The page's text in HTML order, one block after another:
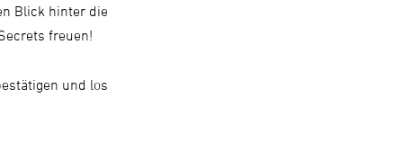
Blick hinter die
freuen!
und los